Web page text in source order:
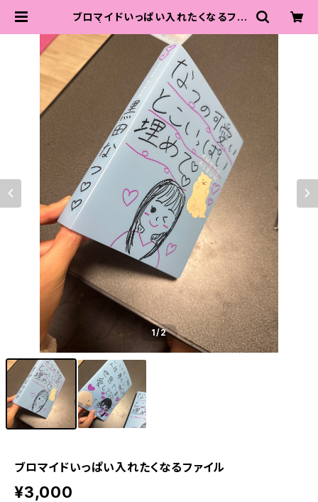
ブロマイドいっぱい入れたくなるファ
力中店
1/2
ブロマイドいっぱい入れたくなるファイル
¥3,000